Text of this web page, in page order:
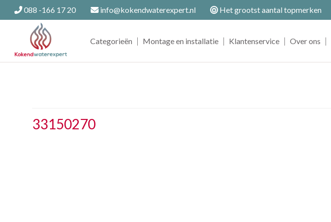
088 -166 17 20 info@kokendwaterexpert.nl Het grootst aantal topmerken
Categorieën | Montage en installatie | Klantenservice | Over ons |
33150270